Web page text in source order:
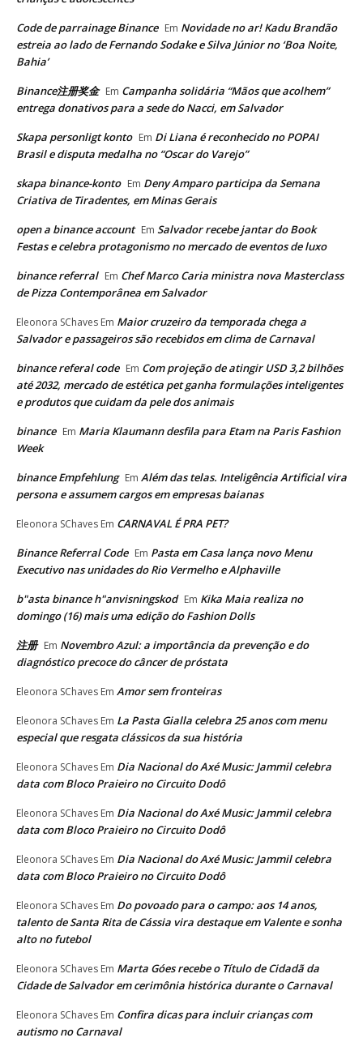
Code de parrainage Binance Em Novidade no ar! Kadu Brandão
estreia ao lado de Fernando Sodake e Silva Júnior no ‘Boa Noite,
Bahia’
Binance注册奖金 Em Campanha solidária “Mãos que acolhem”
entrega donativos para a sede do Nacci, em Salvador
Skapa personligt konto Em Di Liana é reconhecido no POPAI
Brasil e disputa medalha no “Oscar do Varejo”
skapa binance-konto Em Deny Amparo participa da Semana
Criativa de Tiradentes, em Minas Gerais
open a binance account Em Salvador recebe jantar do Book
Festas e celebra protagonismo no mercado de eventos de luxo
binance referral Em Chef Marco Caria ministra nova Masterclass
de Pizza Contemporânea em Salvador
Eleonora SChaves Em Maior cruzeiro da temporada chega a
Salvador e passageiros são recebidos em clima de Carnaval
binance referal code Em Com projeção de atingir USD 3,2 bilhões
até 2032, mercado de estética pet ganha formulações inteligentes
e produtos que cuidam da pele dos animais
binance Em Maria Klaumann desfila para Etam na Paris Fashion
Week
binance Empfehlung Em Além das telas. Inteligência Artificial vira
persona e assumem cargos em empresas baianas
Eleonora SChaves Em CARNAVAL É PRA PET?
Binance Referral Code Em Pasta em Casa lança novo Menu
Executivo nas unidades do Rio Vermelho e Alphaville
b"asta binance h"anvisningskod Em Kika Maia realiza no
domingo (16) mais uma edição do Fashion Dolls
注册 Em Novembro Azul: a importância da prevenção e do
diagnóstico precoce do câncer de próstata
Eleonora SChaves Em Amor sem fronteiras
Eleonora SChaves Em La Pasta Gialla celebra 25 anos com menu
especial que resgata clássicos da sua história
Eleonora SChaves Em Dia Nacional do Axé Music: Jammil celebra
data com Bloco Praieiro no Circuito Dodô
Eleonora SChaves Em Dia Nacional do Axé Music: Jammil celebra
data com Bloco Praieiro no Circuito Dodô
Eleonora SChaves Em Dia Nacional do Axé Music: Jammil celebra
data com Bloco Praieiro no Circuito Dodô
Eleonora SChaves Em Do povoado para o campo: aos 14 anos,
talento de Santa Rita de Cássia vira destaque em Valente e sonha
alto no futebol
Eleonora SChaves Em Marta Góes recebe o Título de Cidadã da
Cidade de Salvador em cerimônia histórica durante o Carnaval
Eleonora SChaves Em Confira dicas para incluir crianças com
autismo no Carnaval